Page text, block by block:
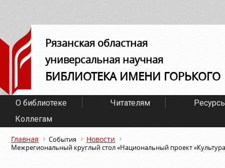
Рязанская областная
универсальная научная
БИБЛИОТЕКА ИМЕНИ ГОРЬКОГО
О библиотеке Читателям
Коллегам
Главная События Новости
Межрегиональный круглый стол «Национальный проект